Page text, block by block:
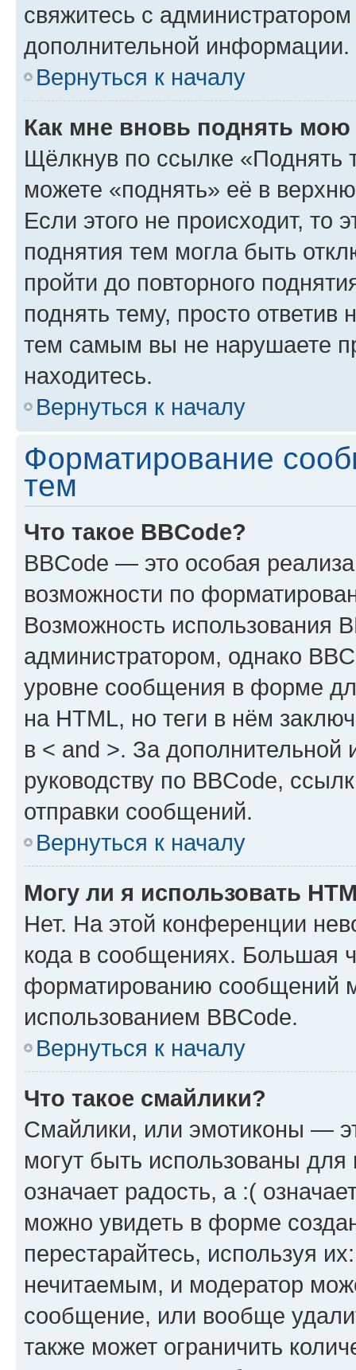
свяжитесь с
дополнительной информации.
Вернуться к началу
Как мне вновь поднять мою
Щёлкнув по ссылке «Поднять
можете «поднять» её в
Если этого не происходит, то
поднятия тем могла быть
пройти до повторного
поднять тему, просто ответив
тем самым вы не нарушаете
находитесь.
Вернуться к началу
Форматирование
тем
Что такое BBCode?
BBCode — это особая
возможности по
Возможность использования
администратором, однако
уровне сообщения в форме
на HTML, но теги в нём
в < and >. За
руководству по BBCode,
отправки сообщений.
Вернуться к началу
Могу ли я использовать
Нет. На этой конференции
кода в сообщениях. Большая
форматированию сообщений
использованием BBCode.
Вернуться к началу
Что такое смайлики?
Смайлики, или эмотиконы —
могут быть использованы
означает радость, а :(
можно увидеть в форме
перестарайтесь, используя
нечитаемым, и модератор
сообщение, или вообще
также может ограничить